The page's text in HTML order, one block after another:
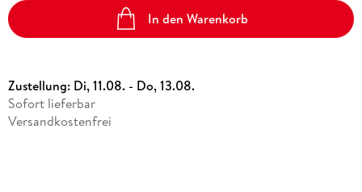
In den Warenkorb
Zustellung: Di, 11.08. - Do, 13.08.
Sofort lieferbar
Versandkostenfrei